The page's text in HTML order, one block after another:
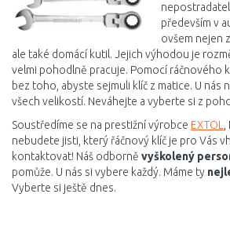
především v
ovšem nejen
ale také domácí kutil. Jejich výhodou je
velmi pohodlně pracuje. Pomocí ráčnového
bez toho, abyste sejmuli klíč z matice. U nás
všech velikostí. Neváhejte a vyberte si z
Soustředíme se na prestižní výrobce EXTOL
nebudete jisti, který řáčnový klíč je pro Vás
kontaktovat! Náš odborně vyškolený
pomůže. U nás si vybere každý. Máme ty
Vyberte si ještě dnes.